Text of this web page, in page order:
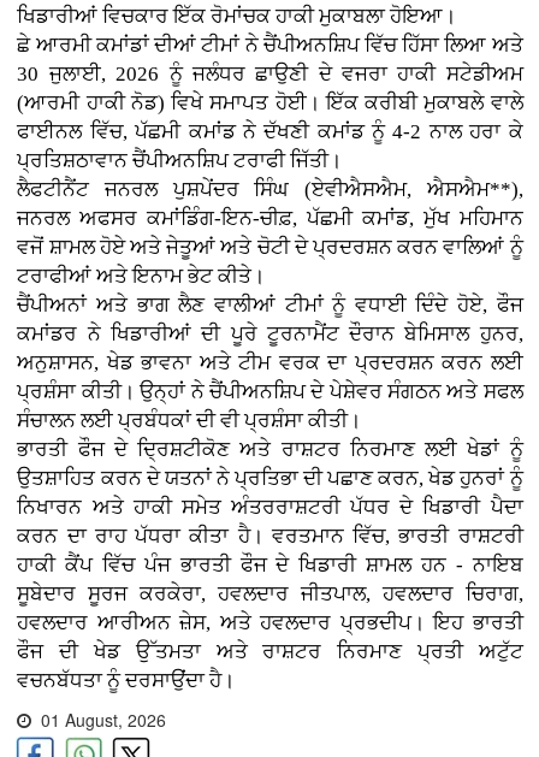
ਖਿਡਾਰੀਆਂ ਵਿਚਕਾਰ ਇੱਕ ਰੋਮਾਂਚਕ ਹਾਕੀ ਮੁਕਾਬਲਾ ਹੋਇਆ।
ਛੇ ਆਰਮੀ ਕਮਾਂਡਾਂ ਦੀਆਂ ਟੀਮਾਂ ਨੇ ਚੈਂਪੀਅਨਸ਼ਿਪ ਵਿੱਚ ਹਿੱਸਾ ਲਿਆ ਅਤੇ
30 ਜੁਲਾਈ, 2026 ਨੂੰ ਜਲੰਧਰ ਛਾਉਣੀ ਦੇ ਵਜਰਾ ਹਾਕੀ ਸਟੇਡੀਅਮ
(ਆਰਮੀ ਹਾਕੀ ਨੋਡ) ਵਿਖੇ ਸਮਾਪਤ ਹੋਈ। ਇੱਕ ਕਰੀਬੀ ਮੁਕਾਬਲੇ ਵਾਲੇ
ਫਾਈਨਲ ਵਿੱਚ, ਪੱਛਮੀ ਕਮਾਂਡ ਨੇ ਦੱਖਣੀ ਕਮਾਂਡ ਨੂੰ 4-2 ਨਾਲ ਹਰਾ ਕੇ
ਪ੍ਰਤਿਸ਼ਠਾਵਾਨ ਚੈਂਪੀਅਨਸ਼ਿਪ ਟਰਾਫੀ ਜਿੱਤੀ।
ਲੈਫਟੀਨੈਂਟ ਜਨਰਲ ਪੁਸ਼ਪੇਂਦਰ ਸਿੰਘ (ਏਵੀਐਸਐਮ, ਐਸਐਮ**),
ਜਨਰਲ ਅਫਸਰ ਕਮਾਂਡਿੰਗ-ਇਨ-ਚੀਫ਼, ਪੱਛਮੀ ਕਮਾਂਡ, ਮੁੱਖ ਮਹਿਮਾਨ
ਵਜੋਂ ਸ਼ਾਮਲ ਹੋਏ ਅਤੇ ਜੇਤੂਆਂ ਅਤੇ ਚੋਟੀ ਦੇ ਪ੍ਰਦਰਸ਼ਨ ਕਰਨ ਵਾਲਿਆਂ ਨੂੰ
ਟਰਾਫੀਆਂ ਅਤੇ ਇਨਾਮ ਭੇਟ ਕੀਤੇ।
ਚੈਂਪੀਅਨਾਂ ਅਤੇ ਭਾਗ ਲੈਣ ਵਾਲੀਆਂ ਟੀਮਾਂ ਨੂੰ ਵਧਾਈ ਦਿੰਦੇ ਹੋਏ, ਫੌਜ
ਕਮਾਂਡਰ ਨੇ ਖਿਡਾਰੀਆਂ ਦੀ ਪੂਰੇ ਟੂਰਨਾਮੈਂਟ ਦੌਰਾਨ ਬੇਮਿਸਾਲ ਹੁਨਰ,
ਅਨੁਸ਼ਾਸਨ, ਖੇਡ ਭਾਵਨਾ ਅਤੇ ਟੀਮ ਵਰਕ ਦਾ ਪ੍ਰਦਰਸ਼ਨ ਕਰਨ ਲਈ
ਪ੍ਰਸ਼ੰਸਾ ਕੀਤੀ। ਉਨ੍ਹਾਂ ਨੇ ਚੈਂਪੀਅਨਸ਼ਿਪ ਦੇ ਪੇਸ਼ੇਵਰ ਸੰਗਠਨ ਅਤੇ ਸਫਲ
ਸੰਚਾਲਨ ਲਈ ਪ੍ਰਬੰਧਕਾਂ ਦੀ ਵੀ ਪ੍ਰਸ਼ੰਸਾ ਕੀਤੀ।
ਭਾਰਤੀ ਫੌਜ ਦੇ ਦ੍ਰਿਸ਼ਟੀਕੋਣ ਅਤੇ ਰਾਸ਼ਟਰ ਨਿਰਮਾਣ ਲਈ ਖੇਡਾਂ ਨੂੰ
ਉਤਸ਼ਾਹਿਤ ਕਰਨ ਦੇ ਯਤਨਾਂ ਨੇ ਪ੍ਰਤਿਭਾ ਦੀ ਪਛਾਣ ਕਰਨ, ਖੇਡ ਹੁਨਰਾਂ ਨੂੰ
ਨਿਖਾਰਨ ਅਤੇ ਹਾਕੀ ਸਮੇਤ ਅੰਤਰਰਾਸ਼ਟਰੀ ਪੱਧਰ ਦੇ ਖਿਡਾਰੀ ਪੈਦਾ
ਕਰਨ ਦਾ ਰਾਹ ਪੱਧਰਾ ਕੀਤਾ ਹੈ। ਵਰਤਮਾਨ ਵਿੱਚ, ਭਾਰਤੀ ਰਾਸ਼ਟਰੀ
ਹਾਕੀ ਕੈਂਪ ਵਿੱਚ ਪੰਜ ਭਾਰਤੀ ਫੌਜ ਦੇ ਖਿਡਾਰੀ ਸ਼ਾਮਲ ਹਨ - ਨਾਇਬ
ਸੂਬੇਦਾਰ ਸੂਰਜ ਕਰਕੇਰਾ, ਹਵਲਦਾਰ ਜੀਤਪਾਲ, ਹਵਲਦਾਰ ਚਿਰਾਗ,
ਹਵਲਦਾਰ ਆਰੀਅਨ ਜ਼ੇਸ, ਅਤੇ ਹਵਲਦਾਰ ਪ੍ਰਭਦੀਪ। ਇਹ ਭਾਰਤੀ
ਫੌਜ ਦੀ ਖੇਡ ਉੱਤਮਤਾ ਅਤੇ ਰਾਸ਼ਟਰ ਨਿਰਮਾਣ ਪ੍ਰਤੀ ਅਟੁੱਟ
ਵਚਨਬੱਧਤਾ ਨੂੰ ਦਰਸਾਉਂਦਾ ਹੈ।
01 August, 2026